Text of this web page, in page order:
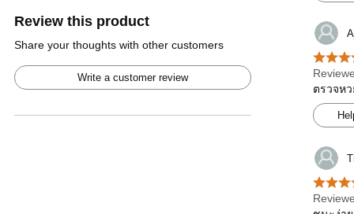
Review this product
Share your thoughts with other customers
Write a customer review
ตรวจห